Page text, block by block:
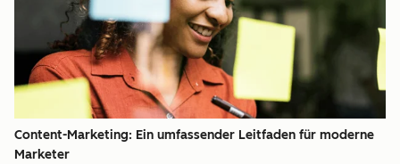
Content-Marketing: Ein umfassender Leitfaden für moderne
Marketer